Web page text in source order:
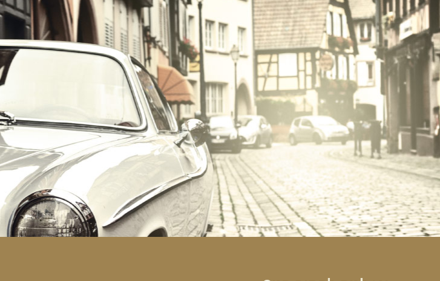
הרכב הוא האהבה
במקום לקבל שטויות במייל, הירשם ותתחיל